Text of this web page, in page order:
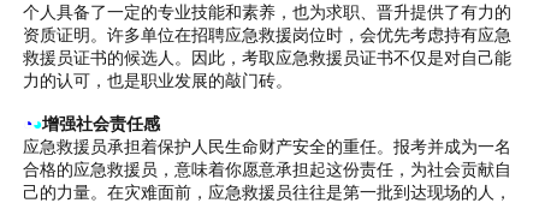
个人具备了一定的专业技能和素养，也为求职、晋升提供了有力的
资质证明。许多单位在招聘应急救援岗位时，会优先考虑持有应急
救援员证书的候选人。因此，考取应急救援员证书不仅是对自己能
力的认可，也是职业发展的敲门砖。
◔◕增强社会责任感
应急救援员承担着保护人民生命财产安全的重任。报考并成为一名
合格的应急救援员，意味着你愿意承担起这份责任，为社会贡献自
己的力量。在灾难面前，应急救援员往往是第一批到达现场的人，